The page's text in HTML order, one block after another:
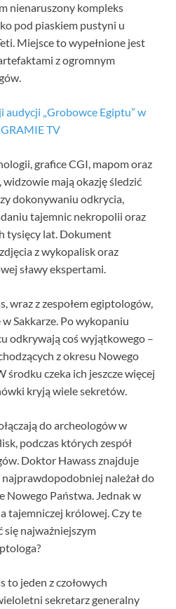
nienaruszony kompleks
pod piaskiem pustyni u
Miejsce to wypełnione jest
z ogromnym
audycji „Grobowce Egiptu” w
TV
grafice CGI, mapom oraz
mają okazję śledzić
dokonywaniu odkrycia,
tajemnic nekropolii oraz
tysięcy lat. Dokument
z wykopalisk oraz
sławy ekspertami.
wraz z zespołem egiptologów,
Sakkarze. Po wykopaniu
odkrywają coś wyjątkowego –
z okresu Nowego
środku czeka ich jeszcze więcej
kryją wiele sekretów.
do archeologów w
podczas których zespół
Doktor Hawass znajduje
należał do
Nowego Państwa. Jednak w
tajemniczej królowej. Czy te
się najważniejszym
to jeden z czołowych
sekretarz generalny